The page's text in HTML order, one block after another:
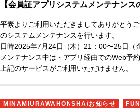
【会員証アプリシステムメンテナンス
平素よりご利用いただきましてありがとうご
のシステムメンテナンスを行います。
日時2025年7月24日（木）21：00〜25日（
メンテナンス中は ・アプリ経由でのWeb予約
上記のサービスがご利用いただけません。
MINAMIURAWAHONSHA/お知らせ